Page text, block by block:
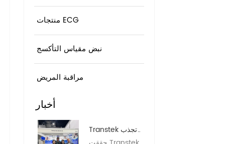
منتجات ECG
نبض مقياس التأكسج
مراقبة المريض
أخبار
Transtek تجذب
الحشود وتعمق